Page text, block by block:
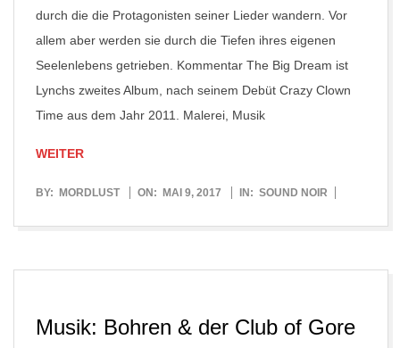
durch die die Protagonisten seiner Lieder wandern. Vor
allem aber werden sie durch die Tiefen ihres eigenen
Seelenlebens getrieben. Kommentar The Big Dream ist
Lynchs zweites Album, nach seinem Debüt Crazy Clown
Time aus dem Jahr 2011. Malerei, Musik
WEITER
2017-
BY: MORDLUST ON: MAI 9, 2017 IN: SOUND NOIR
Musik: Bohren & der Club of Gore